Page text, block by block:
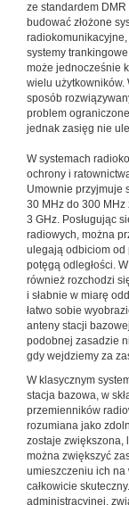
ze standardem DMR
budować złożone
radiokomunikacyjne,
systemy
może jednocześnie
wielu użytkowników.
sposób
problem
jednak zasięg nie
W systemach
ochrony i
Umownie przyjmuje
30 MHz do 300
3 GHz. Posługując
radiowych, można
ulegają odbiciom od
potęgą odległości.
również rozchodzi
i słabnie w miarę
łatwo sobie
anteny stacji
podobnej zasadzie
gdy wejdziemy za
W klasycznym
stacja bazowa, w
przemienników
rozumiana jako
zostaje zwiększona,
można zwiększyć
umieszczeniu ich na
całkowicie
administracyjnej,